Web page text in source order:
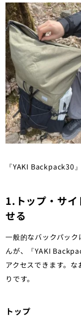
『YAKI Backpack30
1.トップ・サイ
せる
一般的なバックパッ
んが、『YAKI
アクセスできます。
りです。
トップ